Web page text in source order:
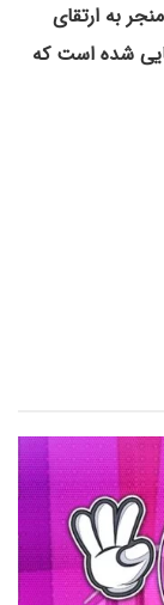
به ارتقای
شده است که